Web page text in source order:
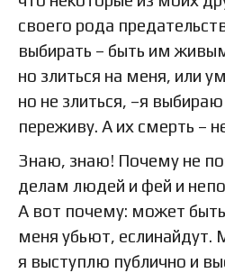
своего рода
выбирать – быть им
но злиться на меня, или
но не злиться, –я
переживу. А их смерть –
Знаю, знаю! Почему не
делам людей и фей и
А вот почему: может
меня убьют, еслинайдут.
я выступлю публично и